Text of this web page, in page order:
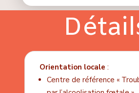
Orientation locale :
Centre de référence «